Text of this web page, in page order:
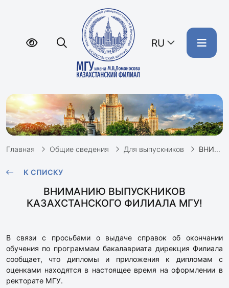
RU
Главная Общие сведения Для выпускников ВНИМАНИЮ ВЫПУСКНИКОВ: о дипломах и приложениях
К СПИСКУ
ВНИМАНИЮ ВЫПУСКНИКОВ
КАЗАХСТАНСКОГО ФИЛИАЛА МГУ!
В связи с просьбами о выдаче справок об окончании
обучения по программам бакалавриата дирекция Филиала
сообщает, что дипломы и приложения к дипломам с
оценками находятся в настоящее время на оформлении в
ректорате МГУ.